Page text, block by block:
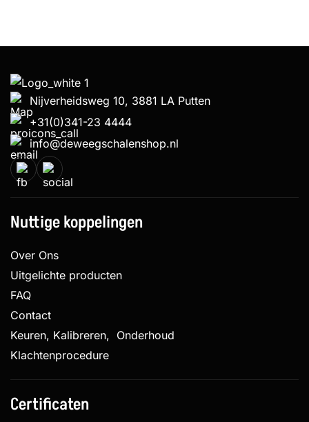
Nijverheidsweg 10, 3881 LA Putten
+31(0)341-23 4444
info@deweegschalenshop.nl
Nuttige koppelingen
Over Ons
Uitgelichte producten
FAQ
Contact
Keuren, Kalibreren, Onderhoud
Klachtenprocedure
Certificaten